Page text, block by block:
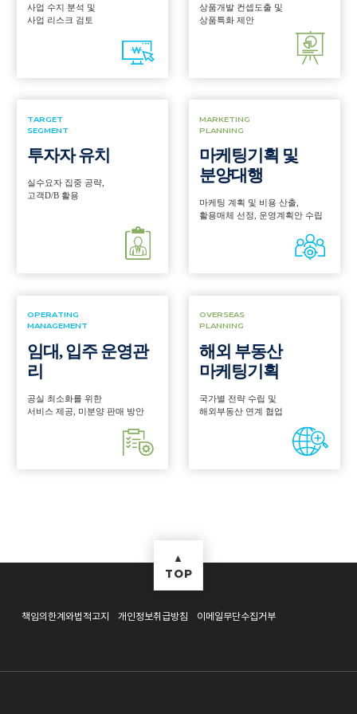
사업 수지 분석 및
사업 리스크 검토
상품개발 컨셉도출 및
상품특화 제안
TARGET
SEGMENT
투자자 유치
실수요자 집중 공략,
고객D/B 활용
MARKETING
PLANNING
마케팅기획 및
분양대행
마케팅 계획 및 비용 산출,
활용매체 선정, 운영계획안 수립
OPERATING
MANAGEMENT
임대, 입주 운영관
리
공실 최소화를 위한
서비스 제공, 미분양 판매 방안
OVERSEAS
PLANNING
해외 부동산
마케팅기획
국가별 전략 수립 및
해외부동산 연계 협업
책임의한계와법적고지 개인정보취급방침 이메일무단수집거부
▲
TOP